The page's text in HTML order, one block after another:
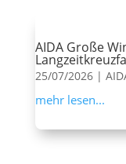
AIDA Große
25/07/2026|
mehr lesen...